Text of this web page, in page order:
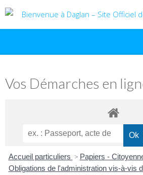
Vos Démarches en
Accueil particuliers > Papiers -
Obligations de l'administration vis-à-vis